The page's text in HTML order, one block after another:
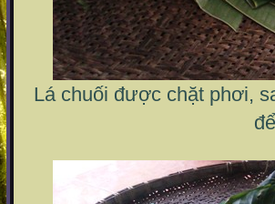
Lá chuối được chặt phơi,